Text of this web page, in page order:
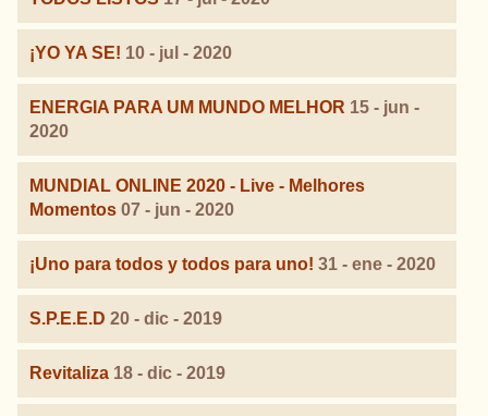
¡YO YA SE! 10 - jul - 2020
ENERGIA PARA UM MUNDO MELHOR 15 - jun -
2020
MUNDIAL ONLINE 2020 - Live - Melhores
Momentos 07 - jun - 2020
¡Uno para todos y todos para uno! 31 - ene - 2020
S.P.E.E.D 20 - dic - 2019
Revitaliza 18 - dic - 2019